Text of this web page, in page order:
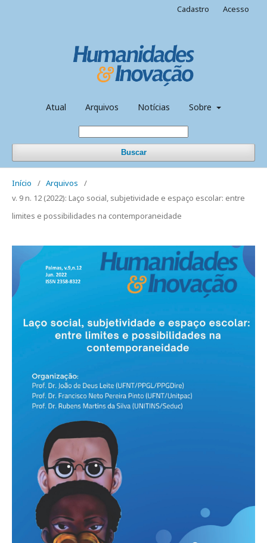
Atual Arquivos Notícias Sobre
Buscar
Cadastro Acesso
Início / Arquivos
/
v. 9 n. 12 (2022): Laço social, subjetividade e espaço escolar: entre
limites e possibilidades na contemporaneidade